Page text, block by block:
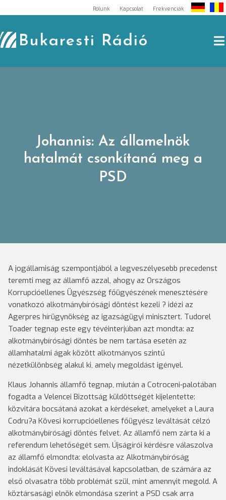
to
content
Rólunk Kapcsolat Frekvenciák
Bukaresti Rádió
Johannis: Az államelnök
hatalmát csonkítaná meg a
PSD
A jogállamiság szempontjából a legveszélyesebb precedenst
teremti meg az államfő azzal, ahogy az Országos
Korrupcióellenes Ügyészség főügyészének menesztésére
vonatkozó alkotmánybírósági döntést kezeli ? idézi az
Agerpres hírügynökség az igazságügyi minisztert. Tudorel
Toader tegnap este egy tévéinterjúban azt mondta: az
alkotmánybírósági döntés be nem tartása esetén az
államhatalmi ágak között alkotmányos szintű
nézetkülönbség alakul ki, amely megoldást igényel.
Klaus Johannis államfő tegnap, miután a Cotroceni-palotában
fogadta a Velencei Bizottság küldöttségét kijelentette:
közvitára bocsátaná azokat a kérdéseket, amelyeket a Laura
Codru?a Kövesi korrupcióellenes főügyész leváltását célzó
alkotmánybírósági döntés felvet. Az államfő nem zárta ki a
referendum lehetőségét sem. Újságírói kérdésre válaszolva
az államfő elmondta: elolvasta az Alkotmánybíróság
indoklását Kövesi leváltásával kapcsolatban, de számára az
első olvasatra több problémát szül, mint amennyit megold. A
köztársasági elnök elmondása szerint a PSD csak arra